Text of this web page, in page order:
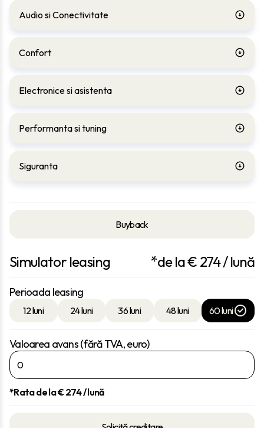
Buyback
Simulator leasing *de la € 274/ lună
Perioada leasing
12 luni 24 luni 36 luni 48 luni 60 luni
Valoarea avans (fără TVA, euro)
*Rata de la €274/ lună
Audio si Conectivitate
Confort
Electronice si asistenta
Performanta si tuning
Siguranta